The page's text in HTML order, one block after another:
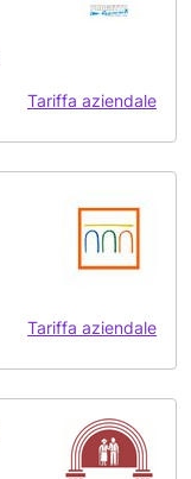
Tariffa aziendale
Tariffa aziendale